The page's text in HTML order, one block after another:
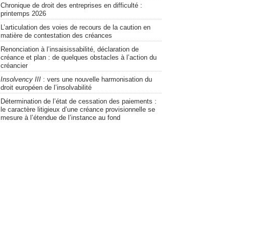
Chronique de droit des entreprises en difficulté :
printemps 2026
L’articulation des voies de recours de la caution en
matière de contestation des créances
Renonciation à l’insaisissabilité, déclaration de
créance et plan : de quelques obstacles à l’action du
créancier
Insolvency III : vers une nouvelle harmonisation du
droit européen de l’insolvabilité
Détermination de l’état de cessation des paiements :
le caractère litigieux d’une créance provisionnelle se
mesure à l’étendue de l’instance au fond